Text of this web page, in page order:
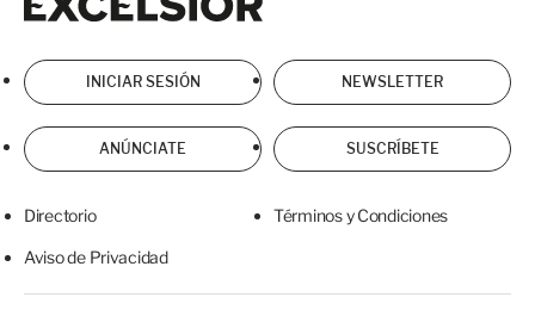
INICIAR SESIÓN NEWSLETTER
ANÚNCIATE SUSCRÍBETE
Directorio Términos y Condiciones
Aviso de Privacidad